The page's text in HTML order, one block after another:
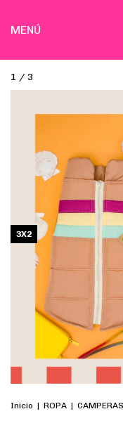
MENÚ
1 / 3
3X2
Inicio | ROPA | CAMPERAS